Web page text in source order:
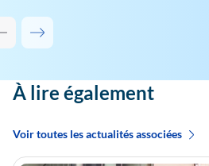
Contenu précédent - Solutions associées
Contenu suivant - Solutions associées
À lire également
Voir toutes les actualités associées